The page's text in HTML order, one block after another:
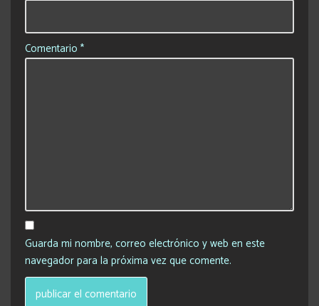
Comentario *
Guarda mi nombre, correo electrónico y web en este
navegador para la próxima vez que comente.